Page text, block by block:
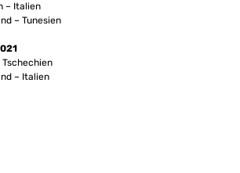
– Italien
– Tunesien
Tschechien
– Italien